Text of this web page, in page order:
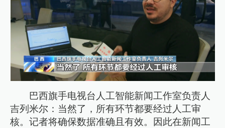
巴西旗手电视台人工智能新闻工作室负责人
吉列米尔：当然了，所有环节都要经过人工审
核。记者将确保数据准确且有效。因此在新闻工